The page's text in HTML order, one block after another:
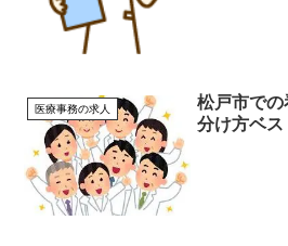
医療事務の求人
松戸市で
分け方ベス